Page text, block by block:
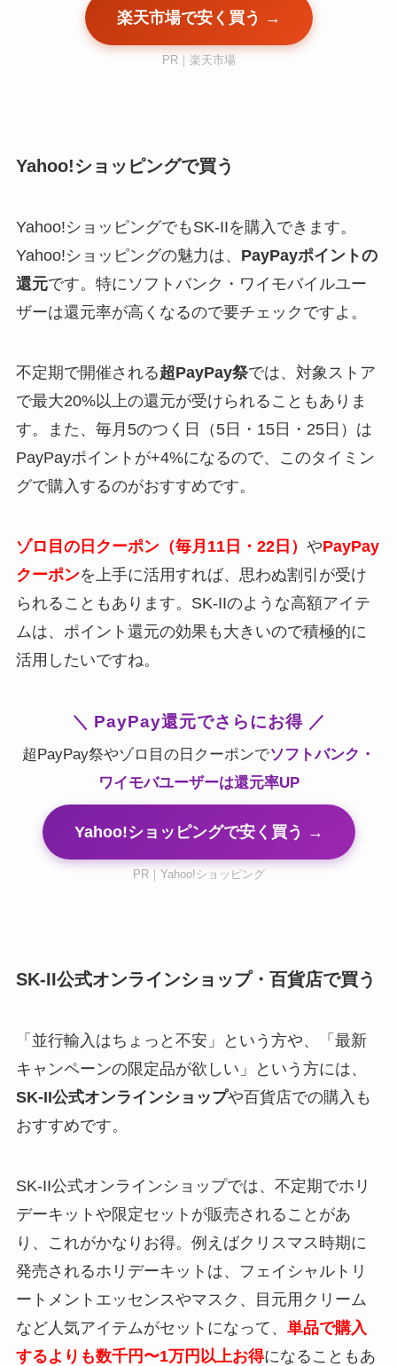
楽天市場で安く買う →
PR｜楽天市場
Yahoo!ショッピングで買う
Yahoo!ショッピングでもSK-IIを購入できます。
Yahoo!ショッピングの魅力は、 PayPayポイントの
還元です。特にソフトバンク・ワイモバイルユー
ザーは還元率が高くなるので要チェックですよ。
不定期で開催される超PayPay祭では、対象ストア
で最大20%以上の還元が受けられることもありま
す。また、毎月5のつく日（5日・15日・25日）は
PayPayポイントが+4%になるので、このタイミン
グで購入するのがおすすめです。
ゾロ目の日クーポン（毎月11日・22日） やPayPay
クーポンを上手に活用すれば、思わぬ割引が受け
られることもあります。SK-IIのような高額アイテ
ムは、ポイント還元の効果も大きいので積極的に
活用したいですね。
＼ PayPay還元でさらにお得 ／
超PayPay祭やゾロ目の日クーポンでソフトバンク・
ワイモバユーザーは還元率UP
Yahoo!ショッピングで安く買う →
PR｜Yahoo!ショッピング
SK-II公式オンラインショップ・百貨店で買う
「並行輸入はちょっと不安」という方や、「最新
キャンペーンの限定品が欲しい」という方には、
SK-II公式オンラインショップや百貨店での購入も
おすすめです。
SK-II公式オンラインショップでは、不定期でホリ
デーキットや限定セットが販売されることがあ
り、これがかなりお得。例えばクリスマス時期に
発売されるホリデーキットは、フェイシャルトリ
ートメントエッセンスやマスク、目元用クリーム
など人気アイテムがセットになって、 単品で購入
するよりも数千円〜1万円以上お得になることもあ